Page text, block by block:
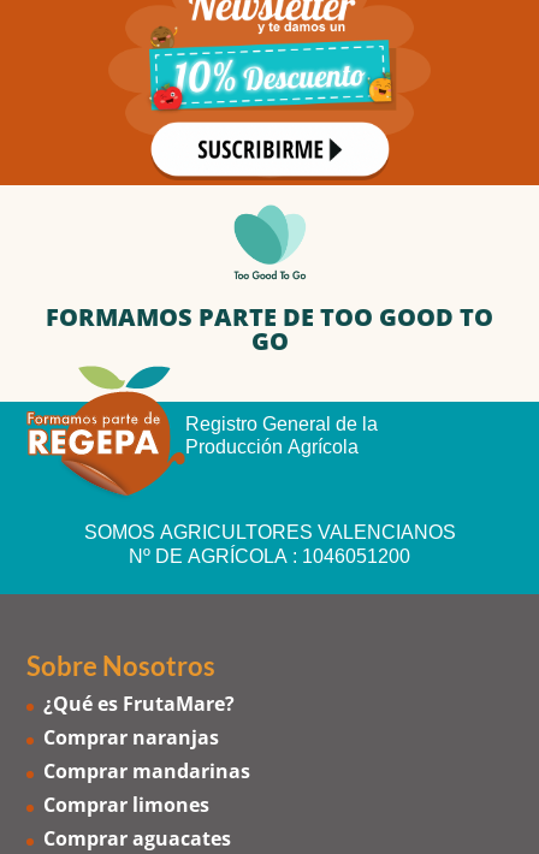
FORMAMOS PARTE DE TOO GOOD TO
GO
Registro General de la
Producción Agrícola
SOMOS AGRICULTORES VALENCIANOS
Nº DE AGRÍCOLA : 1046051200
Sobre Nosotros
¿Qué es FrutaMare?
Comprar naranjas
Comprar mandarinas
Comprar limones
Comprar aguacates